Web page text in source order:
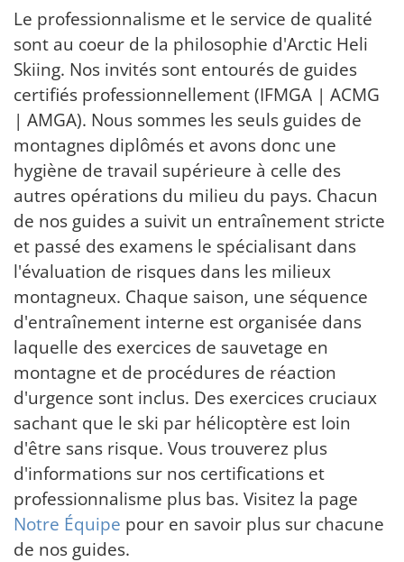
Le professionnalisme et le service de qualité
sont au coeur de la philosophie d'Arctic Heli
Skiing. Nos invités sont entourés de guides
certifiés professionnellement (IFMGA | ACMG
| AMGA). Nous sommes les seuls guides de
montagnes diplômés et avons donc une
hygiène de travail supérieure à celle des
autres opérations du milieu du pays. Chacun
de nos guides a suivit un entraînement stricte
et passé des examens le spécialisant dans
l'évaluation de risques dans les milieux
montagneux. Chaque saison, une séquence
d'entraînement interne est organisée dans
laquelle des exercices de sauvetage en
montagne et de procédures de réaction
d'urgence sont inclus. Des exercices cruciaux
sachant que le ski par hélicoptère est loin
d'être sans risque. Vous trouverez plus
d'informations sur nos certifications et
professionnalisme plus bas. Visitez la page
Notre Équipe pour en savoir plus sur chacune
de nos guides.